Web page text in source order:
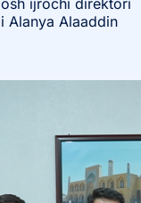
Alanya Alaaddin